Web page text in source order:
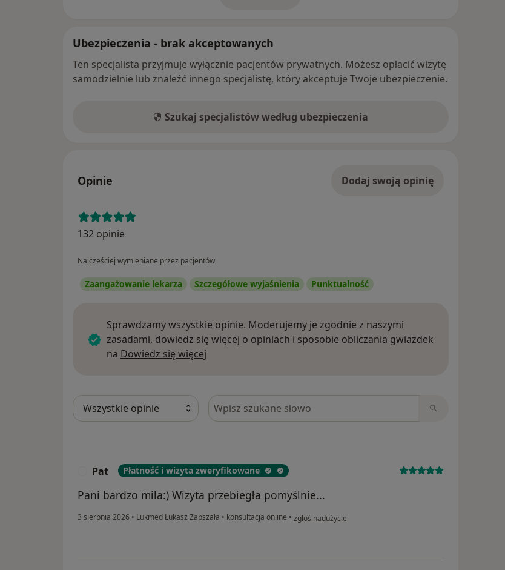
Ubezpieczenia - brak akceptowanych
Ten specjalista przyjmuje wyłącznie pacjentów prywatnych. Możesz opłacić wizytę
samodzielnie lub znaleźć innego specjalistę, który akceptuje Twoje ubezpieczenie.
Szukaj specjalistów według ubezpieczenia
Opinie Dodaj swoją opinię
132 opinie
Najczęściej wymieniane przez pacjentów
Zaangażowanie lekarza Szczegółowe wyjaśnienia Punktualność
Sprawdzamy wszystkie opinie. Moderujemy je zgodnie z naszymi
zasadami, dowiedz się więcej o opiniach i sposobie obliczania gwiazdek
na Dowiedz się więcej
Szukaj w opiniach
Pat Płatność i wizyta zweryfikowane
Pani bardzo mila:) Wizyta przebiegła pomyślnie...
3 sierpnia 2026 • Lukmed Łukasz Zapszała • konsultacja online • w opinii użytkownika Pat
zgłoś nadużycie